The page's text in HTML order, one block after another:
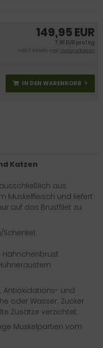
149,95 EUR
7,81 EUR pro 1 kg
inkl. 7 % MwSt. zzgl.Versandkosten
IN DEN WARENKORB
Katzen
aus
Muskelfleisch und liefert
auf das Brustfilet zu
Schenkel
Hähnchenbrust
Antioxidations- und
oder Wasser, Zucker
Zusätze verzichtet.
Muskelpartien vom